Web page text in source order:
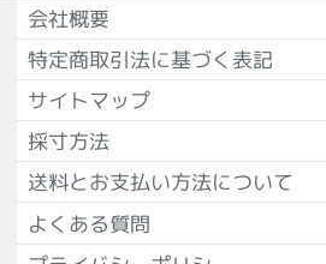
会社概要
特定商取引法に基づく表記
サイトマップ
採寸方法
送料とお支払い方法について
よくある質問